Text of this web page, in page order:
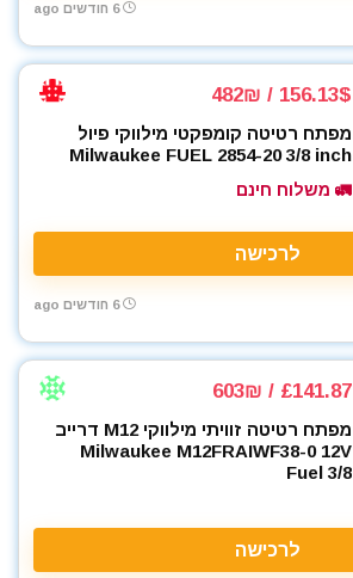
6 חודשים ago
156.13$ / 482₪
מפתח רטיטה קומפקטי מילווקי פיול
Milwaukee FUEL 2854-20 3/8 inch
🚛 משלוח חינם
לרכישה
6 חודשים ago
£141.87 / 603₪
מפתח רטיטה זוויתי מילווקי M12 דרייב
Milwaukee M12FRAIWF38-0 12V
Fuel 3/8
לרכישה